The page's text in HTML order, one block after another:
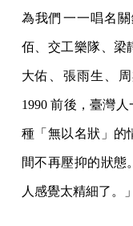
為我們一一唱名
佰、交工樂隊、梁
大佑、張雨生、
1990 前後，臺灣
種「無以名狀」的
間不再壓抑的狀態
人感覺太精細了。